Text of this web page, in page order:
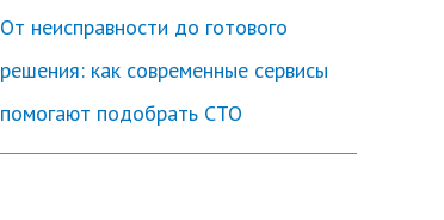
От неисправности до готового
решения: как современные сервисы
помогают подобрать СТО